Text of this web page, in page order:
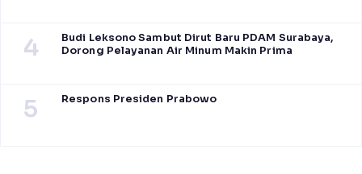
4
Budi Leksono Sambut Dirut Baru PDAM Surabaya,
Dorong Pelayanan Air Minum Makin Prima
5 Respons Presiden Prabowo